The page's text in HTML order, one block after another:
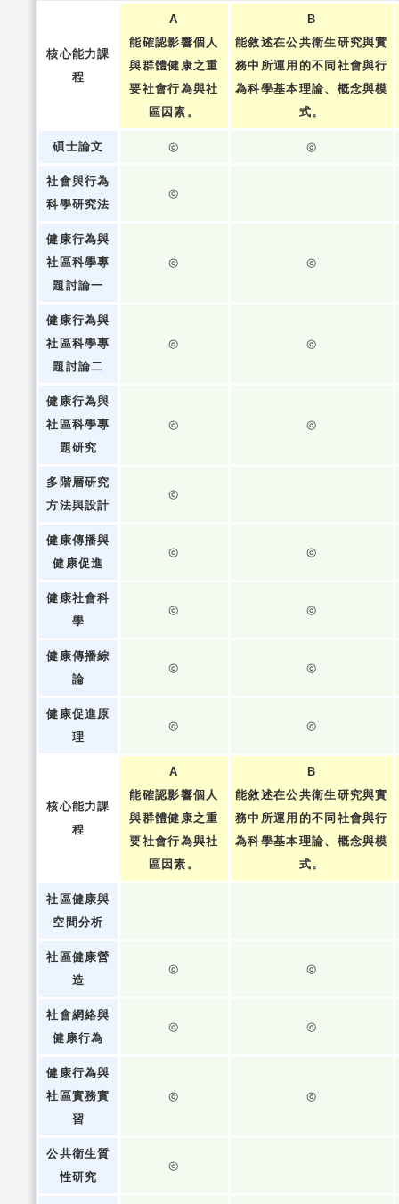
核心能力課
程
A
能確認影響個人
與群體健康之重
要社會行為與社
區因素。
B
能敘述在公共衛生研究與實
務中所運用的不同社會與行
為科學基本理論、概念與模
式。
碩士論文 ◎ ◎
社會與行為
科學研究法
◎
健康行為與
社區科學專
題討論一
◎ ◎
健康行為與
社區科學專
題討論二
◎ ◎
健康行為與
社區科學專
題研究
◎ ◎
多階層研究
方法與設計
◎
健康傳播與
健康促進
◎ ◎
健康社會科
學
◎ ◎
健康傳播綜
論
◎ ◎
健康促進原
理
◎ ◎
核心能力課
程
A
能確認影響個人
與群體健康之重
要社會行為與社
區因素。
B
能敘述在公共衛生研究與實
務中所運用的不同社會與行
為科學基本理論、概念與模
式。
社區健康與
空間分析
社區健康營
造
◎ ◎
社會網絡與
健康行為
◎ ◎
健康行為與
社區實務實
習
◎ ◎
公共衛生質
性研究
◎